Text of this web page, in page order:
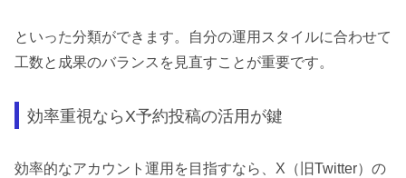
といった分類ができます。自分の運用スタイルに合わせて
工数と成果のバランスを見直すことが重要です。
効率重視ならX予約投稿の活用が鍵
効率的なアカウント運用を目指すなら、X（旧Twitter）の